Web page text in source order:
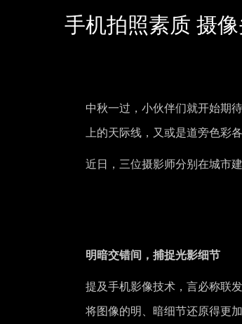
手机拍照素质 摄
中秋一过，小伙伴们就开始期
上的天际线，又或是道旁色彩
近日，三位摄影师分别在城市
明暗交错间，捕捉光影细节
提及手机影像技术，言必称联
将图像的明、暗细节还原